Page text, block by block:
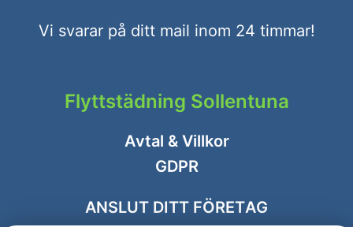
Vi svarar på ditt mail inom 24 timmar!
Flyttstädning Sollentuna
Avtal & Villkor
GDPR
ANSLUT DITT FÖRETAG